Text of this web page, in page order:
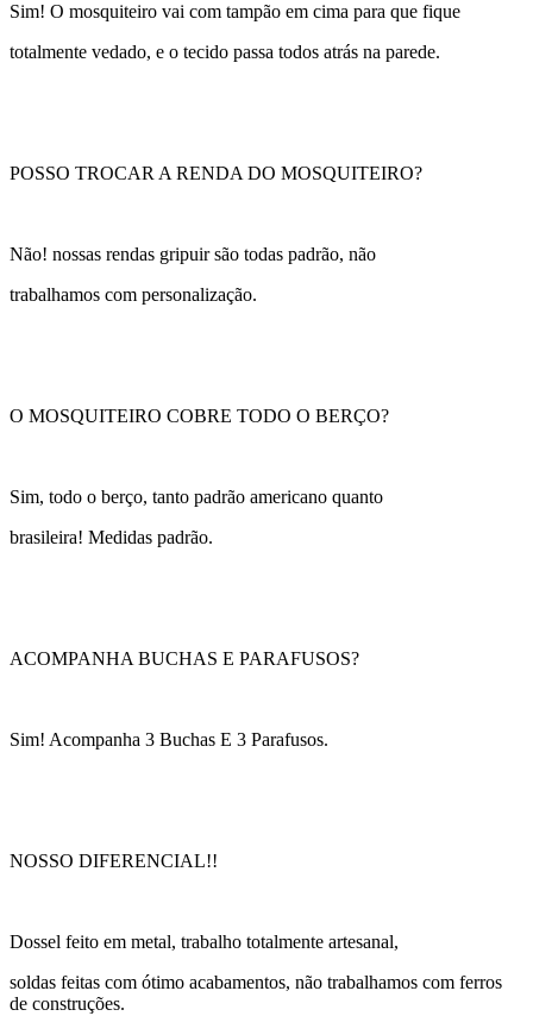
Sim! O mosquiteiro vai com tampão em cima para que fique
totalmente vedado, e o tecido passa todos atrás na parede.
POSSO TROCAR A RENDA DO MOSQUITEIRO?
Não! nossas rendas gripuir são todas padrão, não
trabalhamos com personalização.
O MOSQUITEIRO COBRE TODO O BERÇO?
Sim, todo o berço, tanto padrão americano quanto
brasileira! Medidas padrão.
ACOMPANHA BUCHAS E PARAFUSOS?
Sim! Acompanha 3 Buchas E 3 Parafusos.
NOSSO DIFERENCIAL!!
Dossel feito em metal, trabalho totalmente artesanal,
soldas feitas com ótimo acabamentos, não trabalhamos com ferros
de construções.